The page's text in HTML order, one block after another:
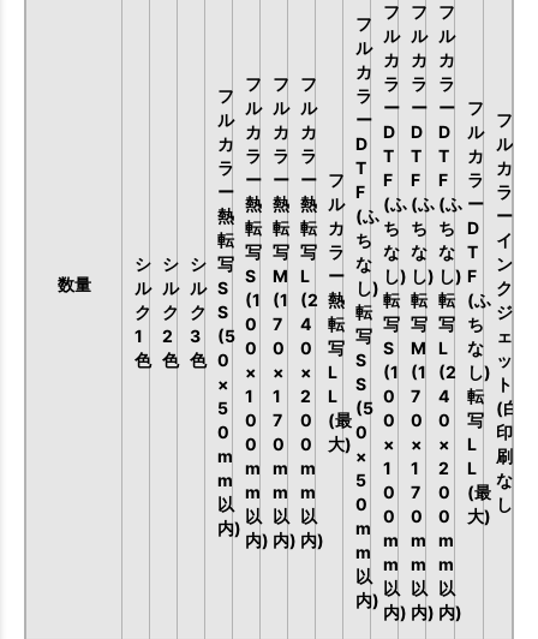
数量
シ
ル
ク
1
色
シ
ル
ク
2
色
シ
ル
ク
3
色
フ
ル
カ
ラ
ー
熱
転
写
S
S
(5
0
×
5
0
m
m
以
内)
フ
ル
カ
ラ
ー
熱
転
写
S
(1
0
0
×
1
0
0
m
m
以
内)
フ
ル
カ
ラ
ー
熱
転
写
M
(1
7
0
×
1
7
0
m
m
以
内)
フ
ル
カ
ラ
ー
熱
転
写
L
(2
4
0
×
2
0
0
m
m
以
内)
フ
ル
カ
ラ
ー
熱
転
写
L
L
(最
大)
フ
ル
カ
ラ
ー
D
T
F
(ふ
ち
な
し)
転
写
S
S
(5
0
×
5
0
m
m
以
内)
フ
ル
カ
ラ
ー
D
T
F
(ふ
ち
な
し)
転
写
S
(1
0
0
×
1
0
0
m
m
以
内)
フ
ル
カ
ラ
ー
D
T
F
(ふ
ち
な
し)
転
写
M
(1
7
0
×
1
7
0
m
m
以
内)
フ
ル
カ
ラ
ー
D
T
F
(ふ
ち
な
し)
転
写
L
(2
4
0
×
2
0
0
m
m
以
内)
フ
ル
カ
ラ
ー
D
T
F
(ふ
ち
な
し)
転
写
L
L
(最
大)
フ
ル
カ
ラ
ー
イ
ン
ク
ジ
ェ
ッ
ト
(白
印
刷
な
し)